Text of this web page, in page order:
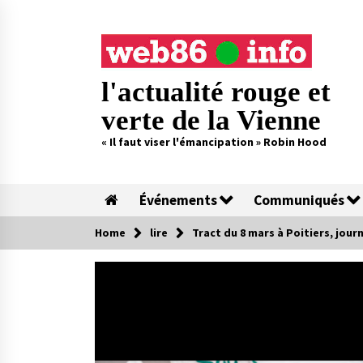
l'actualité rouge et
verte de la Vienne
« Il faut viser l'émancipation » Robin Hood
Événements Communiqués
Home lire Tract du 8 mars à Poitiers,